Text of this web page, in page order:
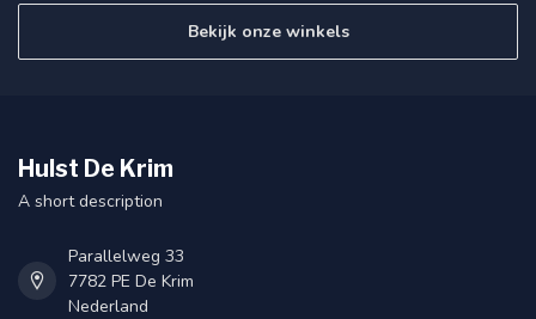
Bekijk onze winkels
Hulst De Krim
A short description
Parallelweg 33
7782 PE De Krim
Nederland